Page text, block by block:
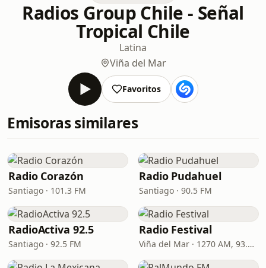
Radios Group Chile - Señal
Tropical Chile
Latina
Viña del Mar
Favoritos
Emisoras similares
Radio Corazón
Santiago · 101.3 FM
Radio Pudahuel
Santiago · 90.5 FM
RadioActiva 92.5
Santiago · 92.5 FM
Radio Festival
Viña del Mar · 1270 AM, 93.7 FM